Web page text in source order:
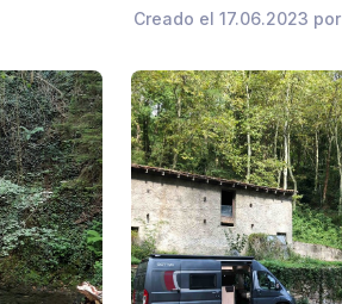
Creado el 17.06.2023 por